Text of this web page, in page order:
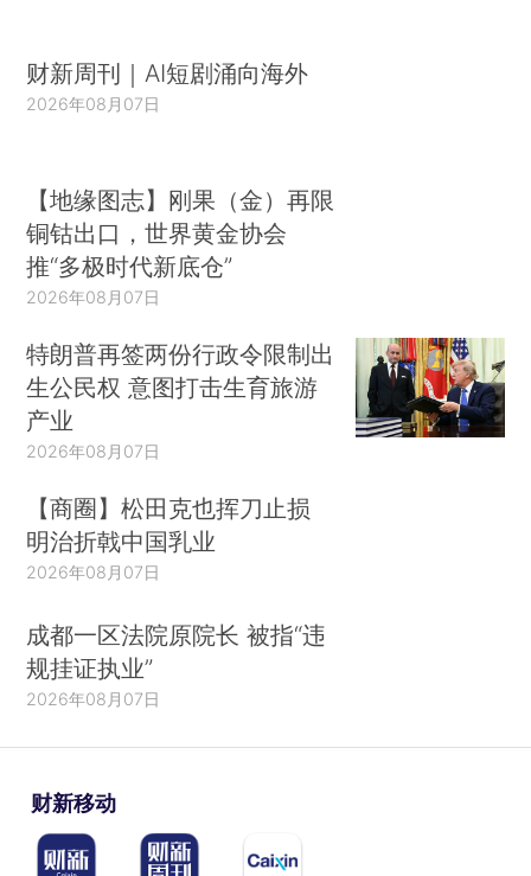
财新周刊｜AI短剧涌向海外
2026年08月07日
【地缘图志】刚果（金）再限
铜钴出口，世界黄金协会
推“多极时代新底仓”
2026年08月07日
特朗普再签两份行政令限制出
生公民权 意图打击生育旅游
产业
2026年08月07日
【商圈】松田克也挥刀止损
明治折戟中国乳业
2026年08月07日
成都一区法院原院长 被指“违
规挂证执业”
2026年08月07日
财新移动